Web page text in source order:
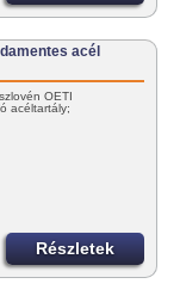
acél
OÉTI
acéltartály;
Részletek